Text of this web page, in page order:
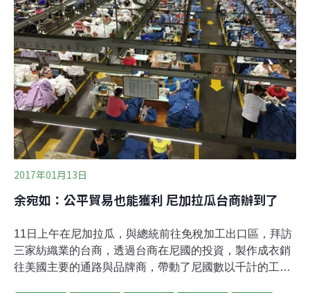
的員工和後期的客戶都會有一定的影響，所以現在是沒辦
法停產，只能虧本賣。
2017年01月13日
余宛如：公平貿易也能獲利 尼加拉瓜台商辦到了
11日上午在尼加拉瓜，與總統前往免稅加工出口區，拜訪
三家紡織業的台商，透過台商在尼國的投資，製作成衣銷
往美國主要的通路與品牌商，帶動了尼國數以千計的工作